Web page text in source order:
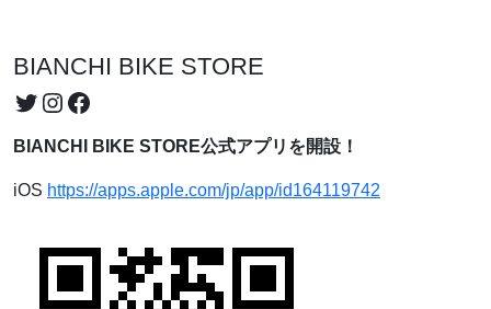
BIANCHI BIKE STORE
Twitter
Instagram
Facebook
BIANCHI BIKE STORE公式アプリを開設！
iOS https://apps.apple.com/jp/app/id164119742